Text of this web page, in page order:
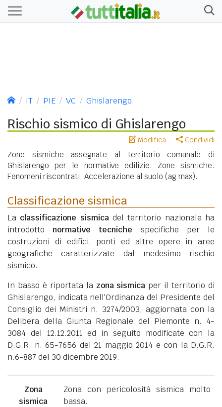
IT PIE VC Ghislarengo
Rischio sismico di Ghislarengo
Modifica Condividi
Zone sismiche assegnate al territorio comunale di
Ghislarengo per le normative edilizie. Zone sismiche.
Fenomeni riscontrati. Accelerazione al suolo (ag max).
Classificazione sismica
La classificazione sismicadel territorio nazionale ha
introdotto normative tecniche specifiche per le
costruzioni di edifici, ponti ed altre opere in aree
geografiche caratterizzate dal medesimo rischio
sismico.
In basso è riportata la zona sismica per il territorio di
Ghislarengo, indicata nell'Ordinanza del Presidente del
Consiglio dei Ministri n. 3274/2003, aggiornata con la
Delibera della Giunta Regionale del Piemonte n. 4-
3084 del 12.12.2011 ed in seguito modificate con la
D.G.R. n. 65-7656 del 21 maggio 2014 e con la D.G.R.
n.6-887 del 30 dicembre 2019.
Zona
sismica
Zona con pericolosità sismica molto
bassa.